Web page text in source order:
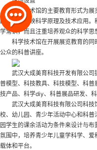
科学技术馆的主要教育形式为展
的展览，反映科学原理及技术应用
学常识，而且注重培养观众的科学思
科学技术馆在开展展览教育的
公众的科普讲座。
武汉大成美育科技开发有限公
普模型、科技教具、科技模型、科普
技产品、科学diy、科普展品研发、
武汉大成美育科技有限公司科
校、幼儿园、青少年活动中心和科
园学生的课余活动为条件来设计与布
氛围中，培养青少年儿童学科学、
载体和平台。